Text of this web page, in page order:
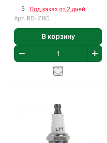
5
Под заказ от 2 дней
Арт. RD-Z8C
В корзину